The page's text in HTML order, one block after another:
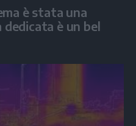
è stata una
è un bel